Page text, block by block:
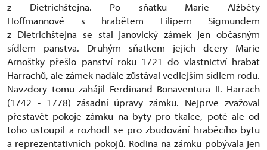
z Dietrichštejna. Po sňatku Marie Alžběty
Hoffmannové s hrabětem Filipem Sigmundem
z Dietrichštejna se stal janovický zámek jen občasným
sídlem panstva. Druhým sňatkem jejich dcery Marie
Arnoštky přešlo panství roku 1721 do vlastnictví hrabat
Harrachů, ale zámek nadále zůstával vedlejším sídlem rodu.
Navzdory tomu zahájil Ferdinand Bonaventura II. Harrach
(1742 - 1778) zásadní úpravy zámku. Nejprve zvažoval
přestavět pokoje zámku na byty pro tkalce, poté ale od
toho ustoupil a rozhodl se pro zbudování hraběcího bytu
a reprezentativních pokojů. Rodina na zámku pobývala jen